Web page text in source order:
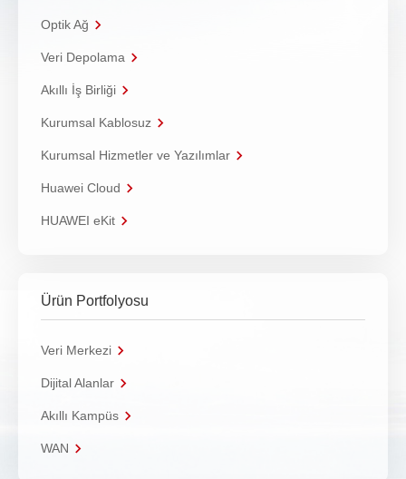
Optik Ağ
Veri Depolama
Akıllı İş Birliği
Kurumsal Kablosuz
Kurumsal Hizmetler ve Yazılımlar
Huawei Cloud
HUAWEI eKit
Ürün Portfolyosu
Veri Merkezi
Dijital Alanlar
Akıllı Kampüs
WAN